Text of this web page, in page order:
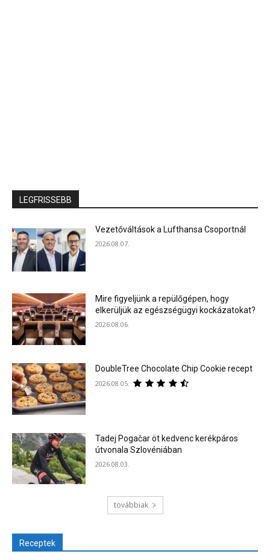
LEGFRISSEBB
Vezetőváltások a Lufthansa Csoportnál
2026.08.07.
Mire figyeljünk a repülőgépen, hogy
elkerüljük az egészségügyi kockázatokat?
2026.08.06.
DoubleTree Chocolate Chip Cookie recept
2026.08.05.
Tadej Pogačar öt kedvenc kerékpáros
útvonala Szlovéniában
2026.08.03.
továbbiak
Receptek